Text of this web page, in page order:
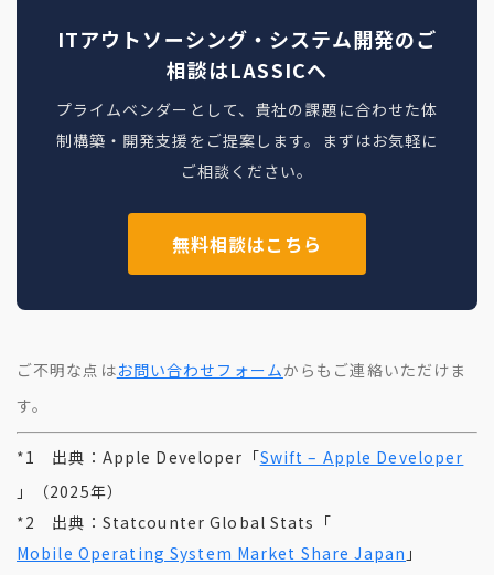
ITアウトソーシング・システム開発のご
相談はLASSICへ
プライムベンダーとして、貴社の課題に合わせた体
制構築・開発支援をご提案します。まずはお気軽に
ご相談ください。
無料相談はこちら
ご不明な点はお問い合わせフォームからもご連絡いただけま
す。
*1 出典：Apple Developer「Swift – Apple Developer
」（2025年）
*2 出典：Statcounter Global Stats「
Mobile Operating System Market Share Japan 」